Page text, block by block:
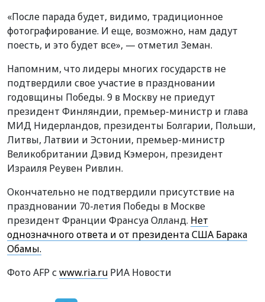
«После парада будет, видимо, традиционное
фотографирование. И еще, возможно, нам дадут
поесть, и это будет все», — отметил Земан.
Напомним, что лидеры многих государств не
подтвердили свое участие в праздновании
годовщины Победы. 9 в Москву не приедут
президент Финляндии, премьер-министр и глава
МИД Нидерландов, президенты Болгарии, Польши,
Литвы, Латвии и Эстонии, премьер-министр
Великобритании Дэвид Кэмерон, президент
Израиля Реувен Ривлин.
Окончательно не подтвердили присутствие на
праздновании 70-летия Победы в Москве
президент Франции Франсуа Олланд. Нет
однозначного ответа и от президента США Барака
Обамы.
Фото AFP сwww.ria.ru РИА Новости